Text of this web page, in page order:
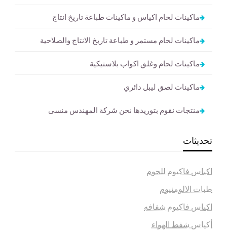
ماكينات لحام اكياس و ماكينات طباعة تاريخ انتاج
ماكينات لحام مستمر و طباعة تاريخ الانتاج والصلاحية
ماكينات لحام وغلق اكواب بلاستيكية
ماكينات لصق ليبل دائري
منتجات نقوم بتوريدها نحن شركة المهندس منسى
تحديثات
اكياس فاكيوم للحوم
طبات الالومنيوم
اكياس فاكيوم شفافه
أكياس شفط الهواء